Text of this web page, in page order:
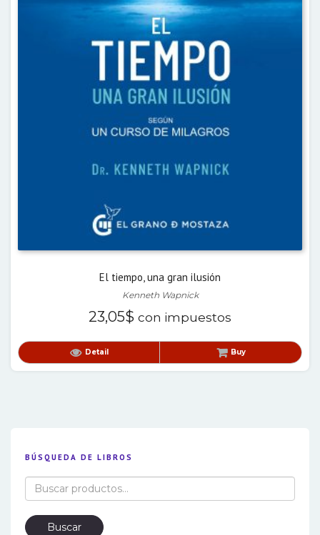
El tiempo, una gran ilusión
Kenneth Wapnick
23,05$ con impuestos
Detail Buy
BÚSQUEDA DE LIBROS
Buscar
por:
Buscar